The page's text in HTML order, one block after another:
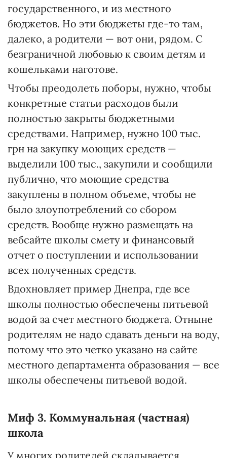
государственного, и из местного
бюджетов. Но эти бюджеты где-то там,
далеко, а родители — вот они, рядом. С
безграничной любовью к своим детям и
кошельками наготове.
Чтобы преодолеть поборы, нужно, чтобы
конкретные статьи расходов были
полностью закрыты бюджетными
средствами. Например, нужно 100 тыс.
грн на закупку моющих средств —
выделили 100 тыс., закупили и сообщили
публично, что моющие средства
закуплены в полном объеме, чтобы не
было злоупотреблений со сбором
средств. Вообще нужно размещать на
вебсайте школы смету и финансовый
отчет о поступлении и использовании
всех полученных средств.
Вдохновляет пример Днепра, где все
школы полностью обеспечены питьевой
водой за счет местного бюджета. Отныне
родителям не надо сдавать деньги на воду,
потому что это четко указано на сайте
местного департамента образования — все
школы обеспечены питьевой водой.
Миф 3. Коммунальная (частная)
школа
У многих родителей складывается